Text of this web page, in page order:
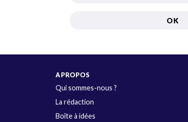
A PROPOS
Qui sommes-nous ?
La rédaction
Boîte à idées